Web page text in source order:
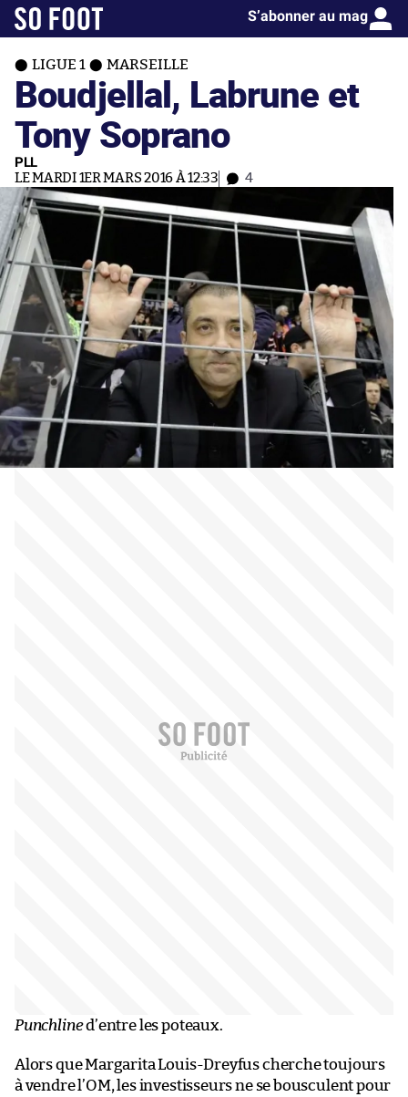
S’abonner au mag
LIGUE 1 MARSEILLE
Boudjellal, Labrune et
Tony Soprano
PLL
LE MARDI 1ER MARS 2016 À 12:33 4
Punchlined’entre les poteaux.
Alors que Margarita Louis-Dreyfus cherche toujours
à vendre l’OM, les investisseurs ne se bousculent pour